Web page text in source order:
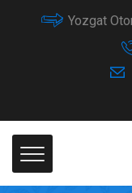
Yozgat